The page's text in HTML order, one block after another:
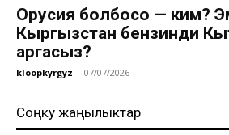
Орусия болбосо — ким?
Кыргызстан бензинди
аргасыз?
kloopkyrgyz - 07/07/2026
Соңку жаңылыктар